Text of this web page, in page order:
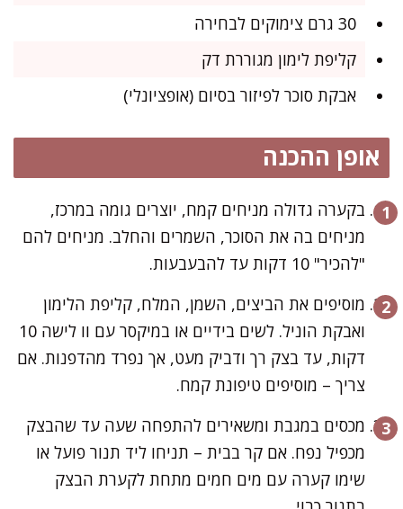
30 גרם צימוקים לבחירה
קליפת לימון מגוררת דק
אבקת סוכר לפיזור בסיום (אופציונלי)
אופן ההכנה
בקערה גדולה מניחים קמח, יוצרים גומה במרכז,
מניחים בה את הסוכר, השמרים והחלב. מניחים להם
"להכיר" 10 דקות עד להבעבעות.
מוסיפים את הביצים, השמן, המלח, קליפת הלימון
ואבקת הוניל. לשים בידיים או במיקסר עם וו לישה 10
דקות, עד בצק רך ודביק מעט, אך נפרד מהדפנות. אם
צריך – מוסיפים טיפונת קמח.
מכסים במגבת ומשאירים להתפחה שעה עד שהבצק
מכפיל נפח. אם קר בבית – תניחו ליד תנור פועל או
שימו קערה עם מים חמים מתחת לקערת הבצק